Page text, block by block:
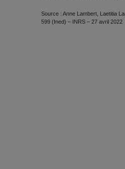
Source : Anne Lambert, Laetitia
599 (Ined) – INRS – 27 avril 2022